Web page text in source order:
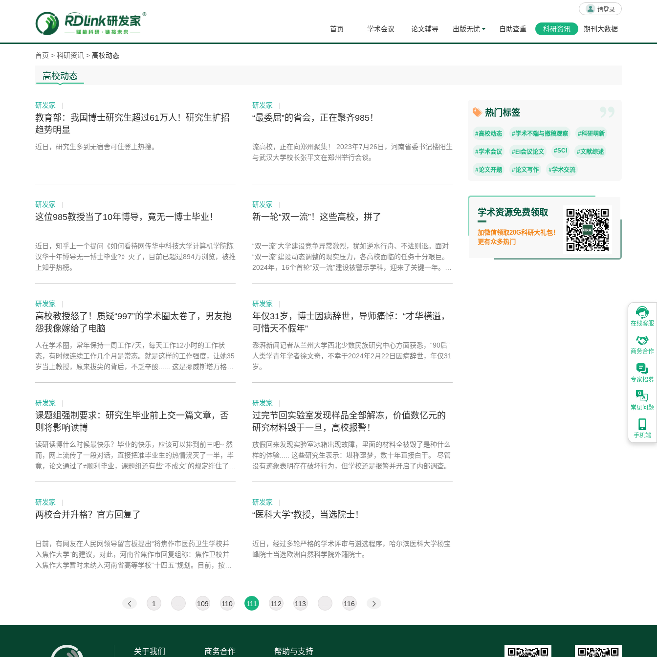
首页 学术会议 论文辅导 出版无忧 自助查重 科研资讯 期刊大数据
请登录
首页 > 科研资讯 > 高校动态
高校动态
研发家 |
教育部：我国博士研究生超过61万人！研究生扩招
趋势明显
近日，研究生多到无宿舍可住登上热搜。
研发家 |
“最委屈”的省会，正在聚齐985！
流高校，正在向郑州聚集！ 2023年7月26日，河南省委书记楼阳生
与武汉大学校长张平文在郑州举行会谈。
研发家 |
这位985教授当了10年博导，竟无一博士毕业！
近日，知乎上一个提问《如何看待网传华中科技大学计算机学院陈
汉华十年博导无一博士毕业?》火了，目前已超过894万浏览，被推
上知乎热榜。
研发家 |
新一轮“双一流”！这些高校，拼了
“双一流”大学建设竞争异常激烈，犹如逆水行舟、不进则退。面对
“双一流”建设动态调整的现实压力，各高校面临的任务十分艰巨。
2024年，16个首轮“双一流”建设被警示学科，迎来了关键一年。相
研发家 |
高校教授怒了！质疑“997”的学术圈太卷了，男友抱
怨我像嫁给了电脑
人在学术圈，常年保持一周工作7天，每天工作12小时的工作状
态，有时候连续工作几个月是常态。就是这样的工作强度，让她35
岁当上教授，原来拔尖的背后，不乏辛酸...... 这是挪威斯塔万格大
是科研界的常态。
研发家 |
年仅31岁，博士因病辞世，导师痛悼：“才华横溢，
可惜天不假年”
澎湃新闻记者从兰州大学西北少数民族研究中心方面获悉，“90后”
人类学青年学者徐文奇，不幸于2024年2月22日因病辞世，年仅31
岁。
研发家 |
课题组强制要求：研究生毕业前上交一篇文章，否
则将影响读博
读研读博什么时候最快乐？毕业的快乐，应该可以排到前三吧~ 然
而，网上流传了一段对话，直接把准毕业生的热情浇灭了一半，毕
竟，论文通过了≠顺利毕业，课题组还有些“不成文”的规定绊住了毕
研发家 |
过完节回实验室发现样品全部解冻，价值数亿元的
研究材料毁于一旦，高校报警！
放假回来发现实验室冰箱出现故障，里面的材料全被毁了是种什么
样的体验..... 这些研究生表示：堪称噩梦，数十年直接白干。 尽管
没有迹象表明存在破坏行为，但学校还是报警并开启了内部调查。
研发家 |
两校合并升格？官方回复了
日前，有网友在人民网领导留言板提出“将焦作市医药卫生学校并
入焦作大学”的建议，对此，河南省焦作市回复组称：焦作卫校并
入焦作大学暂时未纳入河南省高等学校“十四五”规划。目前，按照
研发家 |
​“医科大学”教授，当选院士！
近日，经过多轮严格的学术评审与遴选程序，哈尔滨医科大学杨宝
峰院士当选欧洲自然科学院外籍院士。
1 109 110 111 112 113 116
热门标签
#高校动态 #学术不端与撤稿观察 #科研萌新
#学术会议 #EI会议论文 #SCI #文献综述
#论文开题 #论文写作 #学术交流
学术资源免费领取
加微信领取20G科研大礼包！
更有众多热门
关于我们 商务合作 帮助与支持
在线客服
商务合作
专家招募
常见问题
手机端